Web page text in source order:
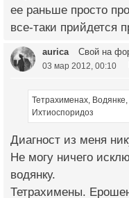
ее раньше просто
все-таки прийдется
aurica Свой на
03 мар 2012, 00:10
Тетрахименах,
Ихтиоспоридоз
Диагност из меня
Не могу ничего
водянку.
Тетрахимены.